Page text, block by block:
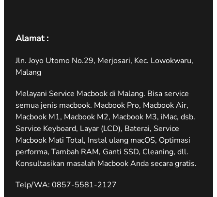
Alamat :
Jln. Joyo Utomo No.29, Merjosari, Kec. Lowokwaru,
Malang
Melayani Service Macbook di Malang. Bisa service
semua jenis macbook. Macbook Pro, Macbook Air,
Macbook M1, Macbook M2, Macbook M3, iMac, dsb.
Service Keyboard, Layar (LCD), Baterai, Service
Macbook Mati Total, Instal ulang macOS, Optimasi
performa, Tambah RAM, Ganti SSD, Cleaning, dll.
Konsultasikan masalah Macbook Anda secara gratis.
Telp/WA: 0857-5581-2127